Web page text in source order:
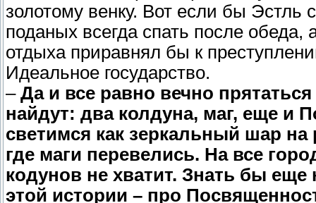
золотому венку. Вот если бы Эстль
поданых всегда спать после
отдыха приравнял бы к
Идеальное государство.
–Да и все равно вечно
найдут: два колдуна, маг, еще
светимся как зеркальный шар на
где маги перевелись. На все
кодунов не хватит. Знать бы
этой истории – про